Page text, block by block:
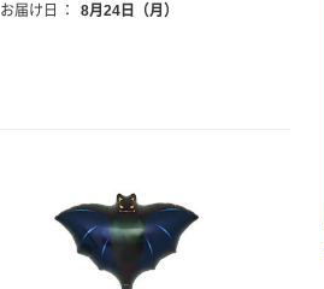
お届け日
： 8月24日（月）